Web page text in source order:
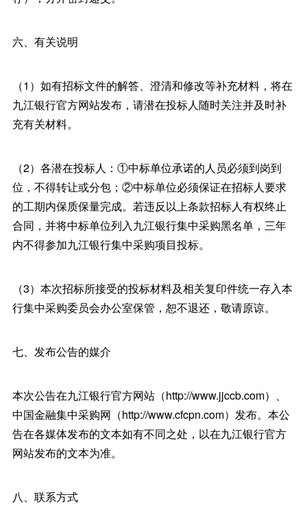
六、有关说明
（1）如有招标文件的解答、澄清和修改等补充材料，将在
九江银行官方网站发布，请潜在投标人随时关注并及时补
充有关材料。
（2）各潜在投标人：①中标单位承诺的人员必须到岗到
位，不得转让或分包；②中标单位必须保证在招标人要求
的工期内保质保量完成。若违反以上条款招标人有权终止
合同，并将中标单位列入九江银行集中采购黑名单，三年
内不得参加九江银行集中采购项目投标。
（3）本次招标所接受的投标材料及相关复印件统一存入本
行集中采购委员会办公室保管，恕不退还，敬请原谅。
七、发布公告的媒介
本次公告在九江银行官方网站（http://www.jjccb.com）、
中国金融集中采购网（http://www.cfcpn.com）发布。本公
告在各媒体发布的文本如有不同之处，以在九江银行官方
网站发布的文本为准。
八、联系方式